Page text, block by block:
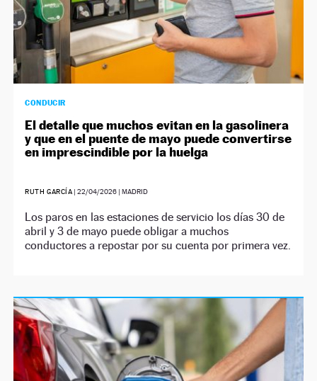
CONDUCIR
El detalle que muchos evitan en la gasolinera
y que en el puente de mayo puede convertirse
en imprescindible por la huelga
RUTH GARCÍA |22/04/2026 | MADRID
Los paros en las estaciones de servicio los días 30 de
abril y 3 de mayo puede obligar a muchos
conductores a repostar por su cuenta por primera vez.